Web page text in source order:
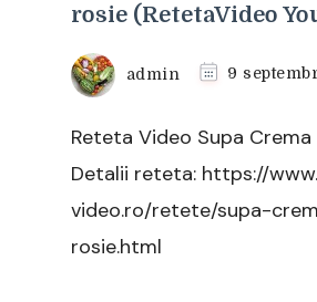
rosie (RetetaVideo
admin 9
Reteta Video Supa
Detalii reteta: https://
video.ro/retete/supa-
rosie.html